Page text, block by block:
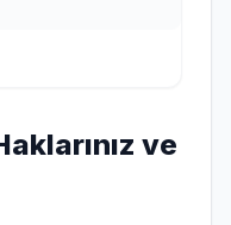
ve